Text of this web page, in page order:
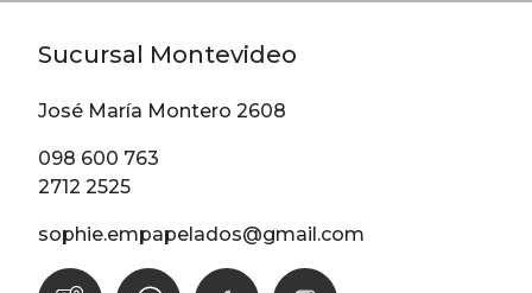
Sucursal Montevideo
José María Montero 2608
098 600 763
2712 2525
sophie.empapelados@gmail.com